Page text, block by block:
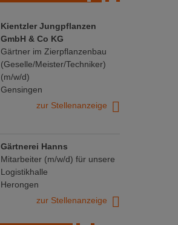
Kientzler Jungpflanzen
GmbH & Co KG
Gärtner im Zierpflanzenbau
(Geselle/Meister/Techniker)
(m/w/d)
Gensingen
zur Stellenanzeige
Gärtnerei Hanns
Mitarbeiter (m/w/d) für unsere
Logistikhalle
Herongen
zur Stellenanzeige